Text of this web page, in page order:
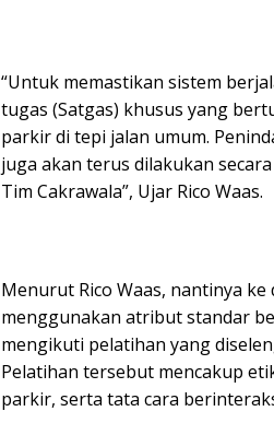
“Untuk memastikan sistem
tugas (Satgas) khusus yang
parkir di tepi jalan umum.
juga akan terus dilakukan
Tim Cakrawala”, Ujar Rico Waas.
Menurut Rico Waas, nantinya
menggunakan atribut standar
mengikuti pelatihan yang
Pelatihan tersebut mencakup
parkir, serta tata cara